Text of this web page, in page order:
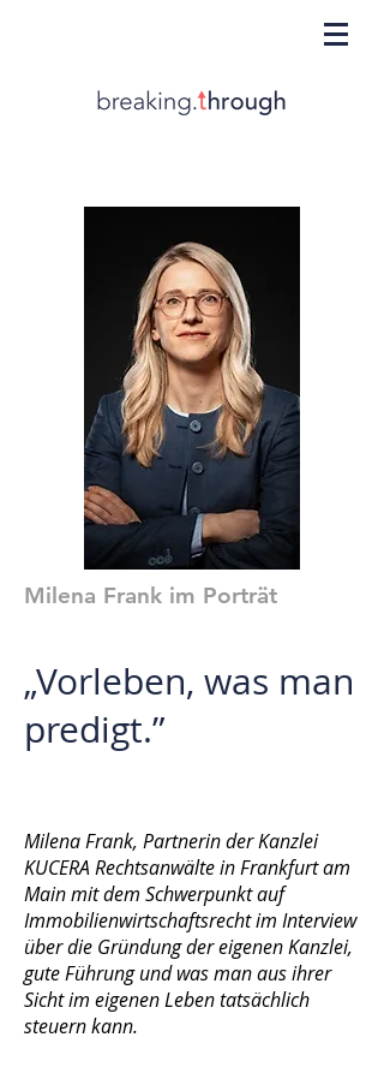
Milena Frank im Porträt
„Vorleben, was man
predigt.”
Milena Frank, Partnerin der Kanzlei
KUCERA Rechtsanwälte in Frankfurt am
Main mit dem Schwerpunkt auf
Immobilienwirtschaftsrecht im Interview
über die Gründung der eigenen Kanzlei,
gute Führung und was man aus ihrer
Sicht im eigenen Leben tatsächlich
steuern kann.